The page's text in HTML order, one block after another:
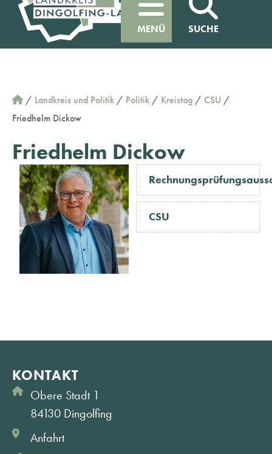
MENÜ SUCHE
/ Landkreis und Politik / Politik / Kreistag / CSU /
Friedhelm Dickow
Friedhelm Dickow
CSU
KONTAKT
Obere Stadt 1
84130 Dingolfing
Anfahrt